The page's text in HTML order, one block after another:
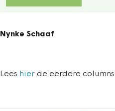
Nynke Schaaf
Lees hier de eerdere